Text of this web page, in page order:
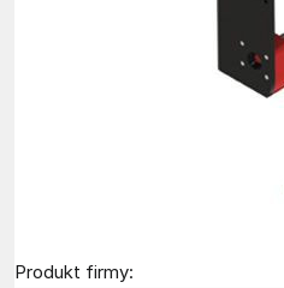
Produkt firmy: